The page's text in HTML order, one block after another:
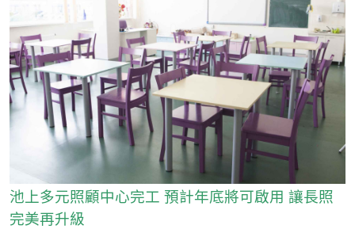
池上多元照顧中心完工 預計年底將可啟用 讓長照
完美再升級